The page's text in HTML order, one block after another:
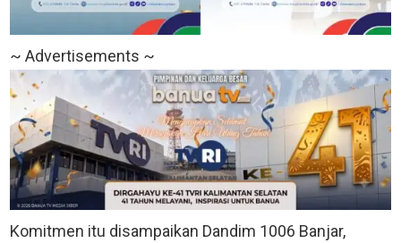
~ Advertisements ~
Komitmen itu disampaikan Dandim 1006 Banjar,